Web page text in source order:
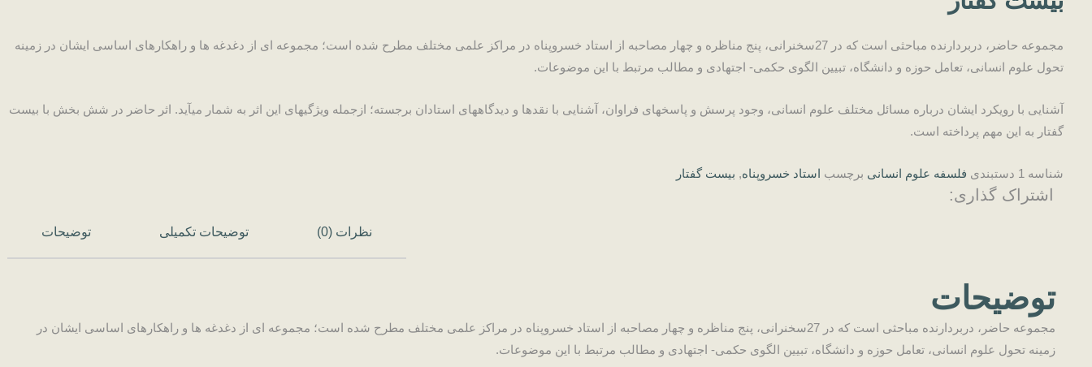
مجموعه حاضر، دربردارنده مباحثی است که در 27سخنرانی، پنج مناظره و چهار مصاحبه از استاد خسروپناه در مراکز علمی مختلف مطرح شده است؛ مجموعه ­ای از دغدغه­ ها و راهکارهای اساسی ایشان در زمینه
تحول علوم انسانی، تعامل حوزه و دانشگاه، تبیین الگوی حکمی- اجتهادی و مطالب مرتبط با این موضوعات.
آشنایی با رویکرد ایشان درباره مسائل مختلف علوم انسانی، وجود پرسش و پاسخ­های فراوان، آشنایی با نقدها و دیدگاه­های استادان برجسته؛ ازجمله ویژگی­های این اثر به شمار می­آید. اثر حاضر در شش بخش با بیست
گفتار به این مهم پرداخته است.
شناسه 1 دستبندی فلسفه علوم انسانی برچسب استاد خسروپناه, بیست گفتار
اشتراک گذاری:
توضیحات توضیحات تکمیلی نظرات (0)
توضیحات
مجموعه حاضر، دربردارنده مباحثی است که در 27سخنرانی، پنج مناظره و چهار مصاحبه از استاد خسروپناه در مراکز علمی مختلف مطرح شده است؛ مجموعه ­ای از دغدغه­ ها و راهکارهای اساسی ایشان در
زمینه تحول علوم انسانی، تعامل حوزه و دانشگاه، تبیین الگوی حکمی- اجتهادی و مطالب مرتبط با این موضوعات.